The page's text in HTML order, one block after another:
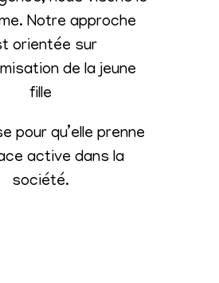
Notre approche
orientée sur
de la jeune
fille
pour qu’elle prenne
active dans la
société.